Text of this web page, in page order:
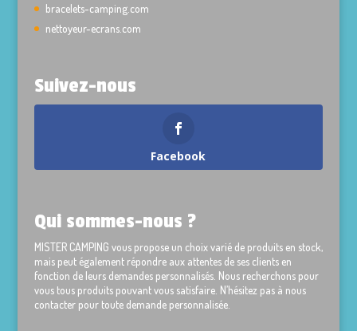
bracelets-camping.com
nettoyeur-ecrans.com
Suivez-nous
Facebook
Qui sommes-nous ?
MISTER CAMPING vous propose un choix varié de produits en stock,
mais peut également répondre aux attentes de ses clients en
fonction de leurs demandes personnalisés. Nous recherchons pour
vous tous produits pouvant vous satisfaire. N’hésitez pas à nous
contacter pour toute demande personnalisée.